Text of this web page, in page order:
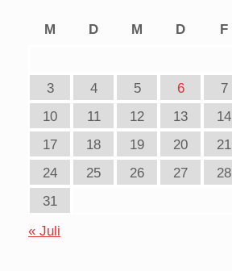
M
D M D F
3
4 5 6 7
10
11 12 13 14
17
18 19 20 21
24
25 26 27 28
31
« Juli